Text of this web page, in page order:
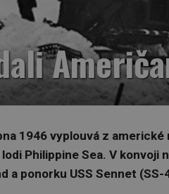
1946 vyplouvá z
Philippine Sea. V konvoji
a ponorku USS Sennet (SS-